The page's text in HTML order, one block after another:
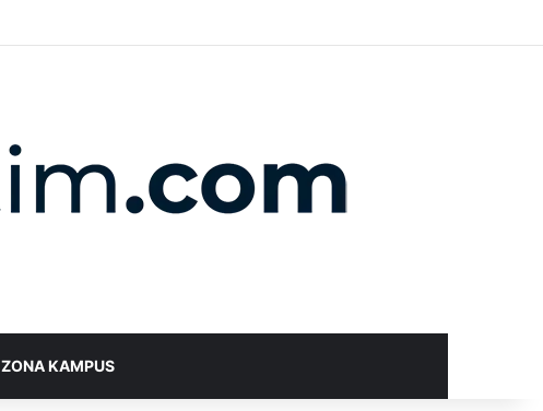
ZONA KAMPUS